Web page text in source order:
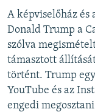
A képviselőház és
Donald Trump a
szólva
támasztott
történt. Trump
YouTube és az
engedi